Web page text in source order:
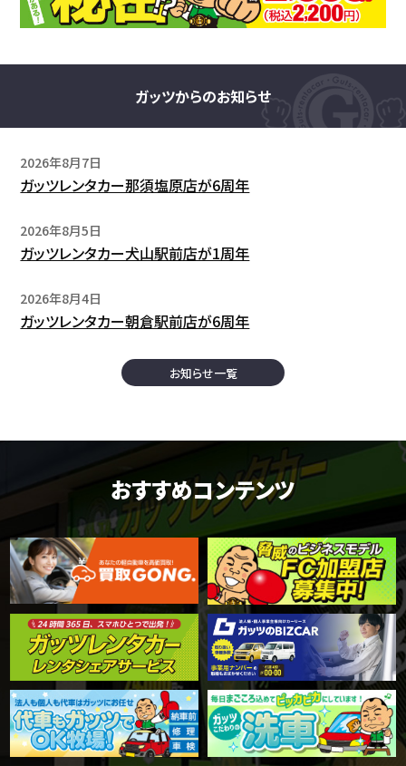
ガッツからのお知らせ
2026年8月7日
ガッツレンタカー那須塩原店が6周年
2026年8月5日
ガッツレンタカー犬山駅前店が1周年
2026年8月4日
ガッツレンタカー朝倉駅前店が6周年
お知らせ一覧
おすすめコンテンツ